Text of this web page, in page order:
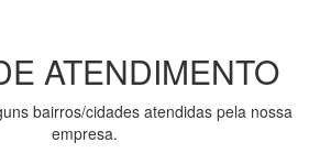
ATENDIMENTO
bairros/cidades atendidas pela nossa
empresa.